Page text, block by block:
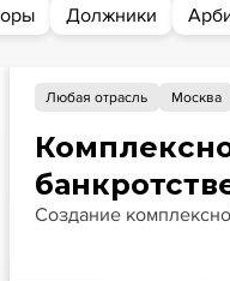
Должники
Любая отрасль Москва
Создание